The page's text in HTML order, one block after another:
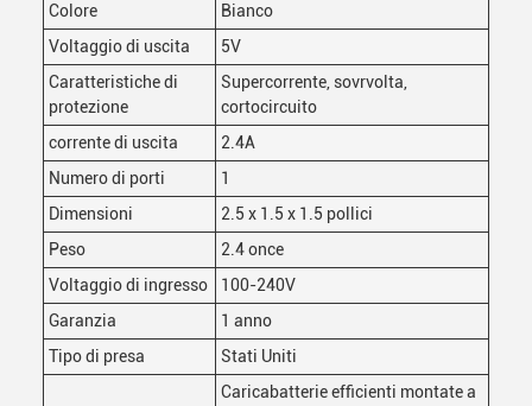
Colore
Bianco
Voltaggio di uscita
5V
Caratteristiche di
protezione
Supercorrente, sovrvolta,
cortocircuito
corrente di uscita
2.4A
Numero di porti
1
Dimensioni
2.5 x 1.5 x 1.5 pollici
Peso
2.4 once
Voltaggio di ingresso
100-240V
Garanzia
1 anno
Tipo di presa
Stati Uniti
Caricabatterie efficienti montate a